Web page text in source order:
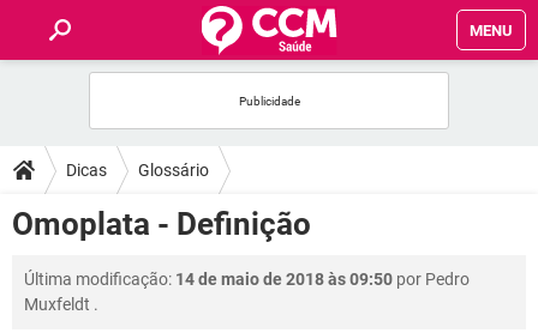
MENU
FÓRUM
SAÚDE
FAMÍLIA
Dicas Glossário
Omoplata - Definição
Última modificação: 14 de maio de 2018 às 09:50 por Pedro
Muxfeldt .